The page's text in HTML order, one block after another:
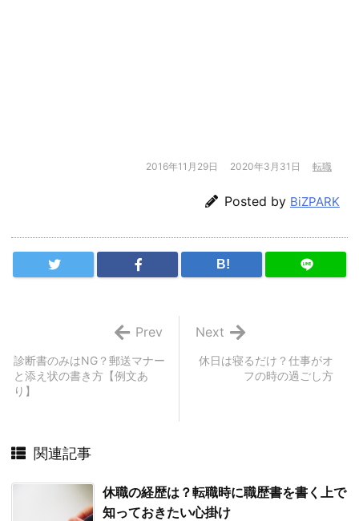
2016年11月29日 2020年3月31日 転職
Posted by BiZPARK
B!
休日は寝るだけ？仕事がオ
フの時の過ごし方
Next
診断書のみはNG？郵送マナー
と添え状の書き方【例文あ
り】
Prev
関連記事
休職の経歴は？転職時に職歴書を書く上で
知っておきたい心掛け